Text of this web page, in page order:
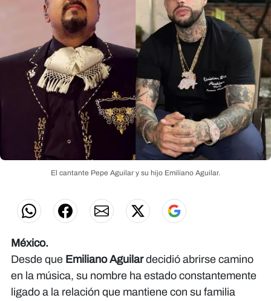
El cantante Pepe Aguilar y su hijo Emiliano Aguilar.
México.
Desde que Emiliano Aguilardecidió abrirse camino
en la música, su nombre ha estado constantemente
ligado a la relación que mantiene con su familia